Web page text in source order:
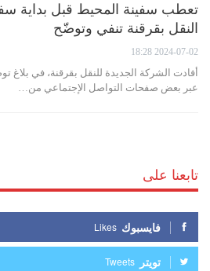
تعطب سفينة المحيط قبل بداية
النقل بقرقنة تنفي وتوضّح
2024-07-02 18:28
أفادت الشركة الجديدة للنقل بقرقنة، في بلاغ
عبر بعض صفحات التواصل الإجتماعي من…
تابعنا على
فايسبوك Likes
تويتر Tweets